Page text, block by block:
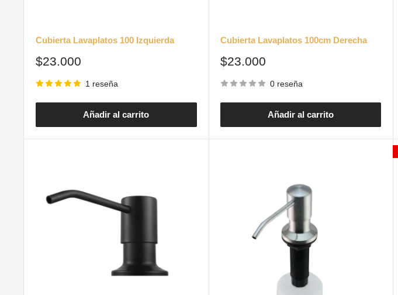
Cubierta Lavaplatos 100 Izquierda
Precio
venta
$23.000
1 reseña
Añadir al carrito
Cubierta Lavaplatos 100cm Derecha
Precio
venta
$23.000
0 reseña
Añadir al carrito